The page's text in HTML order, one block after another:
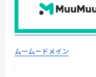
選
択
に
つ
ムームードメイン